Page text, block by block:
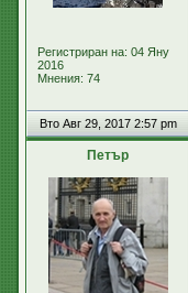
Регистриран на: 04 Яну
2016
Мнения: 74
Вто Авг 29, 2017 2:57 pm
Петър